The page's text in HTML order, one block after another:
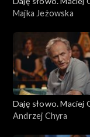
Majka Jeżowska
Daję słowo. Maciej
Andrzej Chyra